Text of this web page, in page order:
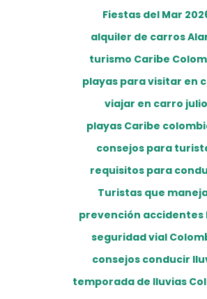
Fiestas del Mar
alquiler de carros
turismo Caribe
playas para visitar en
viajar en carro julio
playas Caribe
consejos para
requisitos para
Turistas que
prevención accidentes
seguridad vial
consejos conducir
temporada de lluvias